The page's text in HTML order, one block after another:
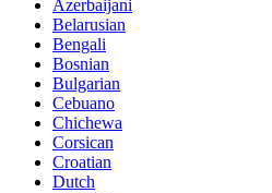
Azerbaijani
Belarusian
Bengali
Bosnian
Bulgarian
Cebuano
Chichewa
Corsican
Croatian
Dutch